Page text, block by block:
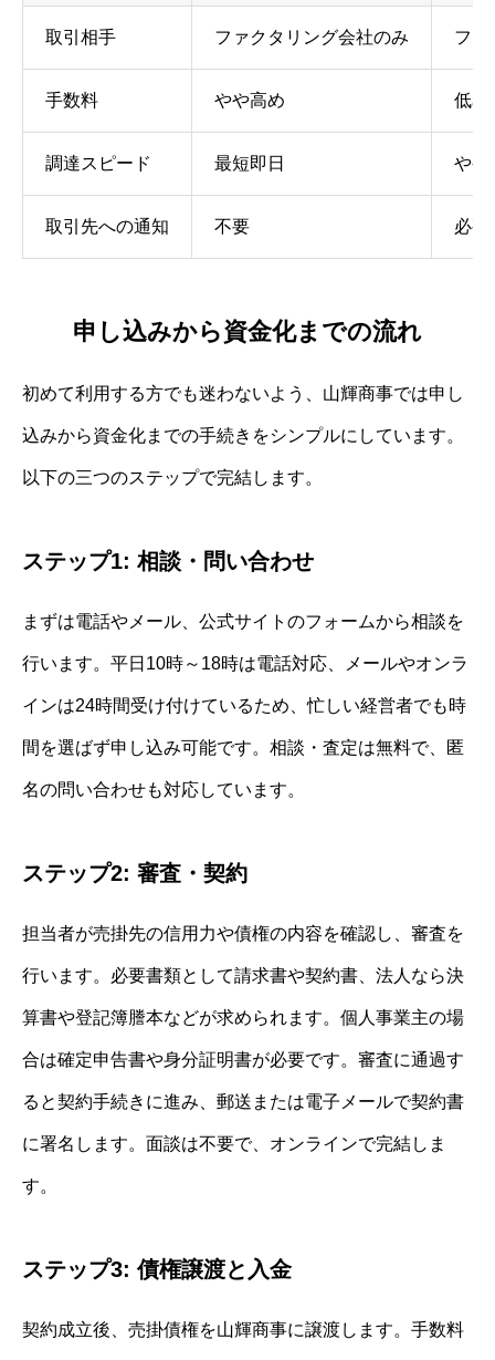
取引相手 ファクタリング会社のみ ファ
手数料 やや高め 低め
調達スピード 最短即日 やや
取引先への通知 不要 必要
申し込みから資金化までの流れ
初めて利用する方でも迷わないよう、山輝商事では申し
込みから資金化までの手続きをシンプルにしています。
以下の三つのステップで完結します。
ステップ1: 相談・問い合わせ
まずは電話やメール、公式サイトのフォームから相談を
行います。平日10時～18時は電話対応、メールやオンラ
インは24時間受け付けているため、忙しい経営者でも時
間を選ばず申し込み可能です。相談・査定は無料で、匿
名の問い合わせも対応しています。
ステップ2: 審査・契約
担当者が売掛先の信用力や債権の内容を確認し、審査を
行います。必要書類として請求書や契約書、法人なら決
算書や登記簿謄本などが求められます。個人事業主の場
合は確定申告書や身分証明書が必要です。審査に通過す
ると契約手続きに進み、郵送または電子メールで契約書
に署名します。面談は不要で、オンラインで完結しま
す。
ステップ3: 債権譲渡と入金
契約成立後、売掛債権を山輝商事に譲渡します。手数料